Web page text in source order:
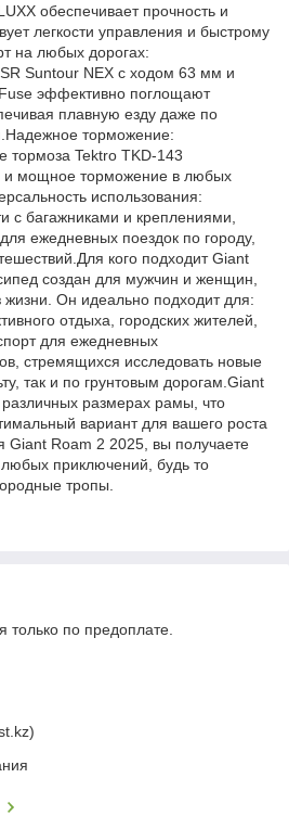
обеспечивает прочность и
легкости управления и быстрому
на любых дорогах:
Suntour NEX с ходом 63 мм и
эффективно поглощают
плавную езду даже по
торможение:
тормоза Tektro TKD-143
и мощное торможение в любых
использования:
с багажниками и креплениями,
ежедневных поездок по городу,
кого подходит Giant
создан для мужчин и женщин,
жизни. Он идеально подходит для:
отдыха, городских жителей,
для ежедневных
стремящихся исследовать новые
так и по грунтовым дорогам.Giant
размерах рамы, что
вариант для вашего роста
Giant Roam 2 2025, вы получаете
приключений, будь то
тропы.
только по предоплате.